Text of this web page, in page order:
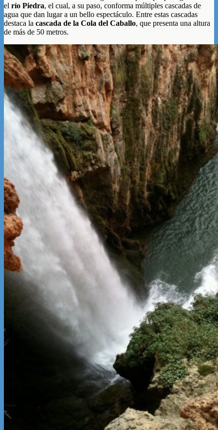
el río Piedra, el cual, a su paso, conforma múltiples cascadas de
agua que dan lugar a un bello espectáculo. Entre estas cascadas
destaca la cascada de la Cola del Caballo, que presenta una altura
de más de 50 metros.